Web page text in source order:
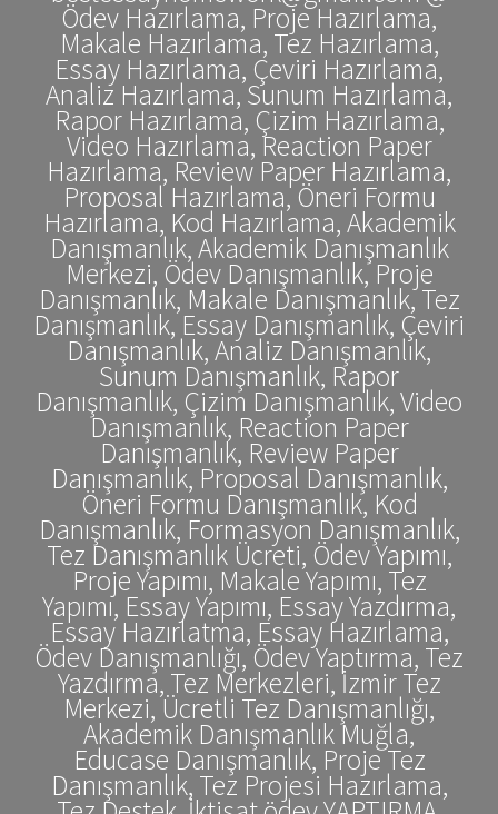
Ödev Hazırlama, Proje Hazırlama,
Makale Hazırlama, Tez Hazırlama,
Essay Hazırlama, Çeviri Hazırlama,
Analiz Hazırlama, Sunum Hazırlama,
Rapor Hazırlama, Çizim Hazırlama,
Video Hazırlama, Reaction Paper
Hazırlama, Review Paper Hazırlama,
Proposal Hazırlama, Öneri Formu
Hazırlama, Kod Hazırlama, Akademik
Danışmanlık, Akademik Danışmanlık
Merkezi, Ödev Danışmanlık, Proje
Danışmanlık, Makale Danışmanlık, Tez
Danışmanlık, Essay Danışmanlık, Çeviri
Danışmanlık, Analiz Danışmanlık,
Sunum Danışmanlık, Rapor
Danışmanlık, Çizim Danışmanlık, Video
Danışmanlık, Reaction Paper
Danışmanlık, Review Paper
Danışmanlık, Proposal Danışmanlık,
Öneri Formu Danışmanlık, Kod
Danışmanlık, Formasyon Danışmanlık,
Tez Danışmanlık Ücreti, Ödev Yapımı,
Proje Yapımı, Makale Yapımı, Tez
Yapımı, Essay Yapımı, Essay Yazdırma,
Essay Hazırlatma, Essay Hazırlama,
Ödev Danışmanlığı, Ödev Yaptırma, Tez
Yazdırma, Tez Merkezleri, İzmir Tez
Merkezi, Ücretli Tez Danışmanlığı,
Akademik Danışmanlık Muğla,
Educase Danışmanlık, Proje Tez
Danışmanlık, Tez Projesi Hazırlama,